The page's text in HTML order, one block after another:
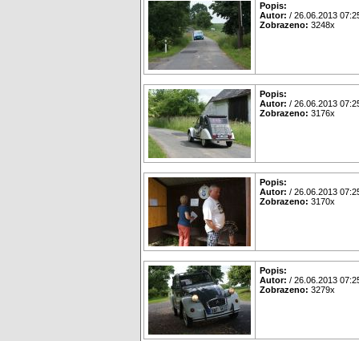
Popis:
Autor: / 26.06.2013
Zobrazeno: 3248x
Popis:
Autor: / 26.06.2013
Zobrazeno: 3176x
Popis:
Autor: / 26.06.2013
Zobrazeno: 3170x
Popis:
Autor: / 26.06.2013
Zobrazeno: 3279x